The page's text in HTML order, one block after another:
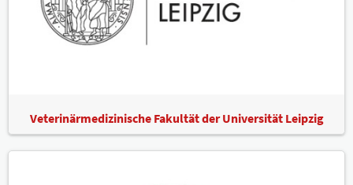
Veterinärmedizinische Fakultät der Universität Leipzig